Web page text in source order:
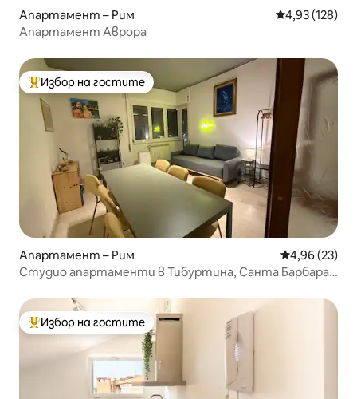
Апартамент – Рим Средна
4,93 (128)
Апартамент Аврора
Най-популярен избор на гостите
Избор на гостите
Апартамент – Рим Средна
4,96 (23)
Студио апартаменти в Тибуртина, Санта Барбара.
Най-популярен избор на гостите
Избор на гостите